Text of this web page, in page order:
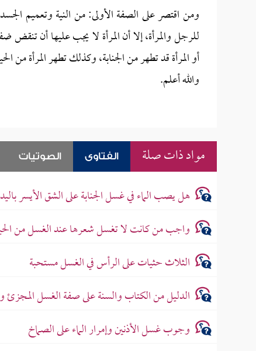
ومن اقتصر على الصفة الأولى: من النية وتعميم
للرجل والمرأة، إلا أن المرأة لا يجب عليها أن
أو المرأة قد تطهر من الجنابة، وكذلك تطهر المرأة من
والله أعلم.
مواد ذات صلة الفتاوى الصوتيات
هل يصب الماء في غسل الجنابة على الشق الأيسر
واجب من كانت لا تغسل شعرها عند الغسل من
الثلاث حثيات على الرأس في الغسل مستحبة
الدليل من الكتاب والسنة على صفة الغسل المجزئ
وجوب غسل الأذنين وإمرار الماء على الصماخ